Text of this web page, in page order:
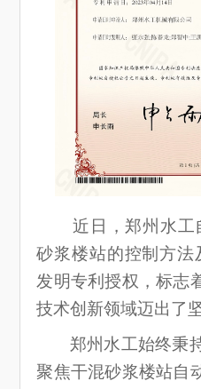
近日，郑州水工
砂浆楼站的控制方法
发明专利授权，标志
技术创新领域迈出了
郑州水工始终秉持
聚焦干混砂浆楼站自